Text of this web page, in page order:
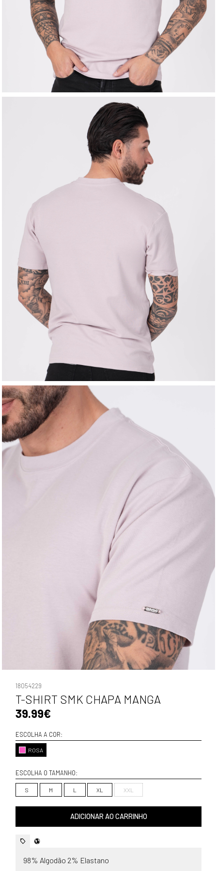
18054229
T-SHIRT SMK CHAPA MANGA
39.99€
ESCOLHA A COR:
ROSA
ESCOLHA O TAMANHO:
S M L XL XXL
ADICIONAR AO CARRINHO
98% Algodão 2% Elastano